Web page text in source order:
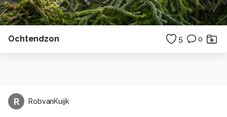
Ochtendzon 5 0
R RobvanKuijk